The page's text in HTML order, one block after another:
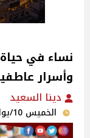
نساء في
وأسرار
دينا السعيد
الخميس 10/يوليو/2025 - 11:53 م